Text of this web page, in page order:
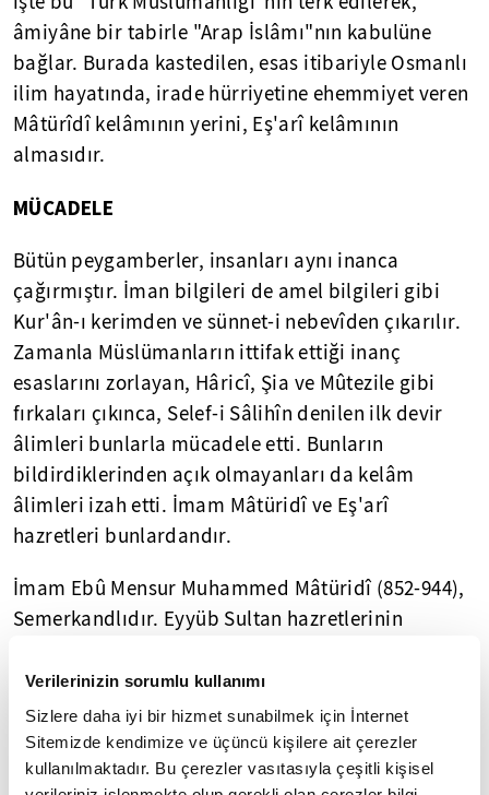
Verilerinizin sorumlu kullanımı
Sizlere daha iyi bir hizmet sunabilmek için İnternet
Sitemizde kendimize ve üçüncü kişilere ait çerezler
kullanılmaktadır. Bu çerezler vasıtasıyla çeşitli kişisel
âmiyâne bir tabirle "Arap İslâmı"nın kabulüne
bağlar. Burada kastedilen, esas itibariyle Osmanlı
ilim hayatında, irade hürriyetine ehemmiyet veren
Mâtürîdî kelâmının yerini, Eş'arî kelâmının
almasıdır.
MÜCADELE
Bütün peygamberler, insanları aynı inanca
çağırmıştır. İman bilgileri de amel bilgileri gibi
Kur'ân-ı kerimden ve sünnet-i nebevîden çıkarılır.
Zamanla Müslümanların ittifak ettiği inanç
esaslarını zorlayan, Hâricî, Şia ve Mûtezile gibi
fırkaları çıkınca, Selef-i Sâlihîn denilen ilk devir
âlimleri bunlarla mücadele etti. Bunların
bildirdiklerinden açık olmayanları da kelâm
âlimleri izah etti. İmam Mâtüridî ve Eş'arî
hazretleri bunlardandır.
İmam Ebû Mensur Muhammed Mâtüridî (852-944),
Semerkandlıdır. Eyyüb Sultan hazretlerinin
ulaşır. Onun kitaplarındaki bilgiler delilsiz kısa
ifadeler hâlinde iken, İmam Mâtüridî bunları
delillendirip beyan ederek kelâm ilmine
dönüştürdü. Maverâünnehr ülkesindeki Hanefî